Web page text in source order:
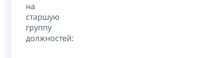
на
старшую
группу
должностей: